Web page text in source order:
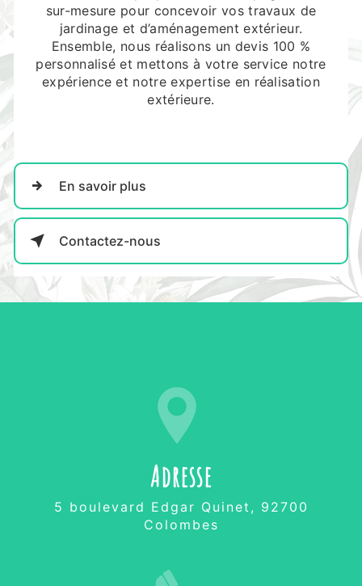
sur-mesure pour concevoir vos travaux de
jardinage et d’aménagement extérieur.
Ensemble, nous réalisons un devis 100 %
personnalisé et mettons à votre service notre
expérience et notre expertise en réalisation
extérieure.
En savoir plus
Contactez-nous
Adresse
5 boulevard Edgar Quinet, 92700
Colombes